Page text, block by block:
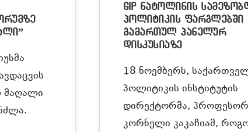
მაღალი
GIP ნატოლინის
პოლიტიკის ფარგლებში
გამართულ პანელურ
დისკუსიაზე
18 ნოემბერს,
პოლიტიკის ინსტიტუტის
დირექტორმა,
კორნელი კაკაჩიამ,